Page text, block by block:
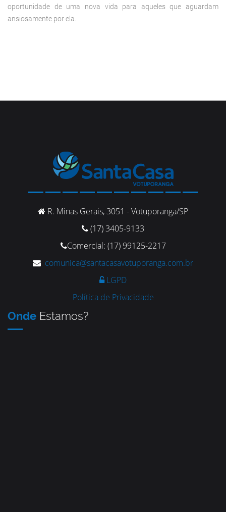
oportunidade de uma nova vida para aqueles que aguardam
ansiosamente por ela.
R. Minas Gerais, 3051 - Votuporanga/SP
(17) 3405-9133
Comercial: (17) 99125-2217
comunica@santacasavotuporanga.com.br
LGPD
Política de Privacidade
Onde Estamos?